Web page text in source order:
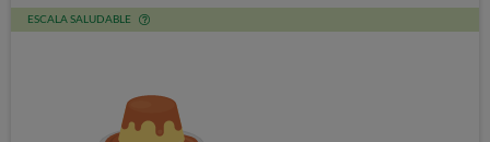
ESCALA SALUDABLE